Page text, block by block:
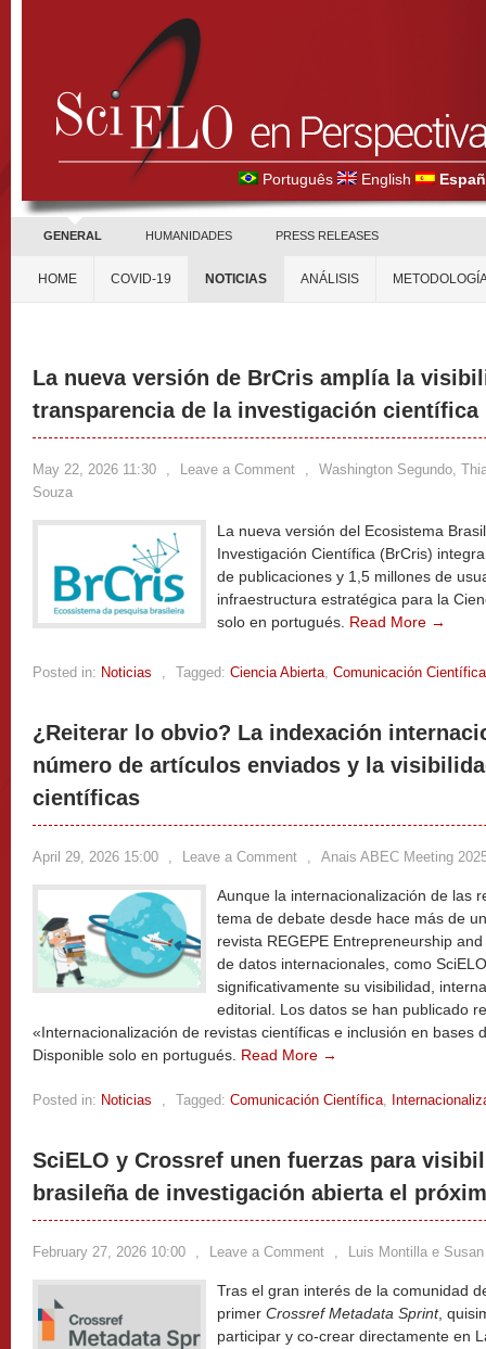
Português English
GENERAL HUMANIDADES PRESS RELEASES
HOME COVID-19 NOTICIAS ANÁLISIS
La nueva versión de BrCris amplía la
transparencia de la investigación científica
May 22, 2026 11:30 , Leave a Comment ,
Washington Segundo,
Souza
La nueva versión del Ecosistema
Investigación Científica (BrCris)
de publicaciones y 1,5 millones de
infraestructura estratégica para la
solo en portugués. Read More →
Posted in: Noticias , Tagged: Ciencia Abierta, Comunicación Científica
¿Reiterar lo obvio? La indexación
número de artículos enviados y la
científicas
April 29, 2026 15:00 , Leave a Comment , Anais ABEC Meeting
Aunque la internacionalización de las
tema de debate desde hace más de
revista REGEPE Entrepreneurship
de datos internacionales, como
significativamente su visibilidad,
editorial. Los datos se han publicado
«Internacionalización de revistas científicas e inclusión en bases
Disponible solo en portugués. Read More →
Posted in: Noticias , Tagged: Comunicación Científica,
SciELO y Crossref unen fuerzas para
brasileña de investigación abierta el
February 27, 2026 10:00 , Leave a Comment , Luis Montilla e
Tras el gran interés de la comunidad
primer Crossref Metadata Sprint,
participar y co-crear directamente en